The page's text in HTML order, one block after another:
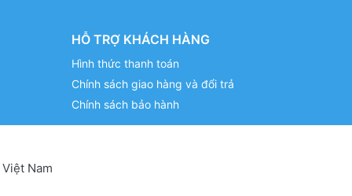
HỖ TRỢ KHÁCH HÀNG
Hình thức thanh toán
Chính sách giao hàng và đổi trả
Chính sách bảo hành
Nam